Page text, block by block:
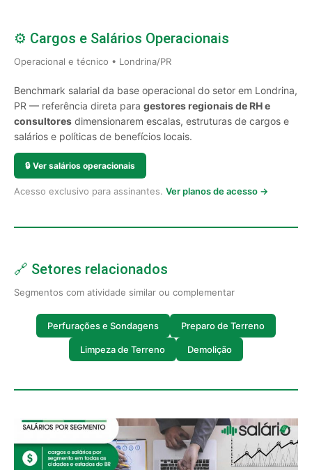
⚙️ Cargos e Salários Operacionais
Operacional e técnico • Londrina/PR
Benchmark salarial da base operacional do setor em Londrina,
PR — referência direta para gestores regionais de RH e
consultores dimensionarem escalas, estruturas de cargos e
salários e políticas de benefícios locais.
🔒 Ver salários operacionais
Acesso exclusivo para assinantes. Ver planos de acesso →
🔗 Setores relacionados
Segmentos com atividade similar ou complementar
Perfurações e Sondagens Preparo de Terreno
Limpeza de Terreno Demolição